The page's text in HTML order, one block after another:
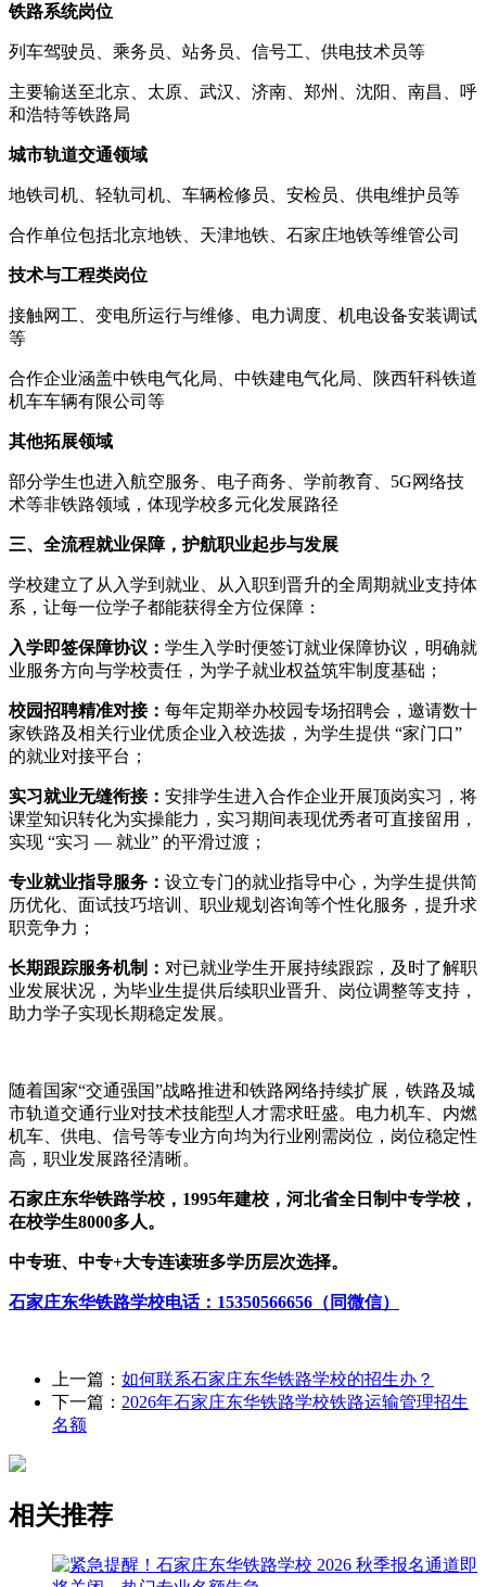
铁路系统岗位‌
列车驾驶员、乘务员、站务员、信号工、供电技术员等
主要输送至北京、太原、武汉、济南、郑州、沈阳、南昌、呼
和浩特等铁路局
‌城市轨道交通领域‌
地铁司机、轻轨司机、车辆检修员、安检员、供电维护员等
合作单位包括北京地铁、天津地铁、石家庄地铁等维管公司
技术与工程类岗位‌
接触网工、变电所运行与维修、电力调度、机电设备安装调试
等
合作企业涵盖中铁电气化局、中铁建电气化局、陕西轩科铁道
机车车辆有限公司等
‌其他拓展领域‌
部分学生也进入航空服务、电子商务、学前教育、5G网络技
术等非铁路领域，体现学校多元化发展路径
三、全流程就业保障，护航职业起步与发展
学校建立了从入学到就业、从入职到晋升的全周期就业支持体
系，让每一位学子都能获得全方位保障：
入学即签保障协议： 学生入学时便签订就业保障协议，明确就
业服务方向与学校责任，为学子就业权益筑牢制度基础；
校园招聘精准对接： 每年定期举办校园专场招聘会，邀请数十
家铁路及相关行业优质企业入校选拔，为学生提供 “家门口”
的就业对接平台；
实习就业无缝衔接： 安排学生进入合作企业开展顶岗实习，将
课堂知识转化为实操能力，实习期间表现优秀者可直接留用，
实现 “实习 — 就业” 的平滑过渡；
专业就业指导服务： 设立专门的就业指导中心，为学生提供简
历优化、面试技巧培训、职业规划咨询等个性化服务，提升求
职竞争力；
长期跟踪服务机制： 对已就业学生开展持续跟踪，及时了解职
业发展状况，为毕业生提供后续职业晋升、岗位调整等支持，
助力学子实现长期稳定发展。
随着国家“交通强国”战略推进和铁路网络持续扩展，铁路及城
市轨道交通行业对技术技能型人才需求旺盛。电力机车、内燃
机车、供电、信号等专业方向均为行业刚需岗位，岗位稳定性
高，职业发展路径清晰。
石家庄东华铁路学校，1995年建校，河北省全日制中专学校，
在校学生8000多人。
中专班、中专+大专连读班多学历层次选择。
石家庄东华铁路学校电话：15350566656（同微信）
上一篇： 如何联系石家庄东华铁路学校的招生办？
下一篇： 2026年石家庄东华铁路学校铁路运输管理招生
名额
相关推荐